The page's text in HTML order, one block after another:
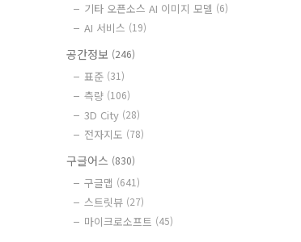
기타 오픈소스 AI 이미지 모델 (6)
AI 서비스 (19)
공간정보 (246)
표준 (31)
측량 (106)
3D City (28)
전자지도 (78)
구글어스 (830)
구글맵 (641)
스트릿뷰 (27)
마이크로소프트 (45)